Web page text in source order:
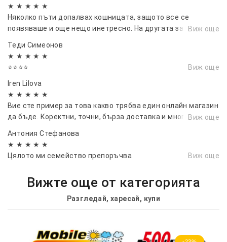
★ ★ ★ ★ ★
Няколко пъти допалвах кошницата, защото все се
появяваше и още нещо инетресно. На другата заплата пак
Виж още
Теди Симеонов
★ ★ ★ ★ ★
⭐⭐⭐⭐
Виж още
Iren Lilova
★ ★ ★ ★ ★
Вие сте пример за това какво трябва един онлайн магазин
да бъде. Коректни, точни, бърза доставка и многоВиж още
Антония Стефанова
★ ★ ★ ★ ★
Цялото ми семейство препоръчва
Виж още
Вижте още от категорията
Разгледай, харесай, купи